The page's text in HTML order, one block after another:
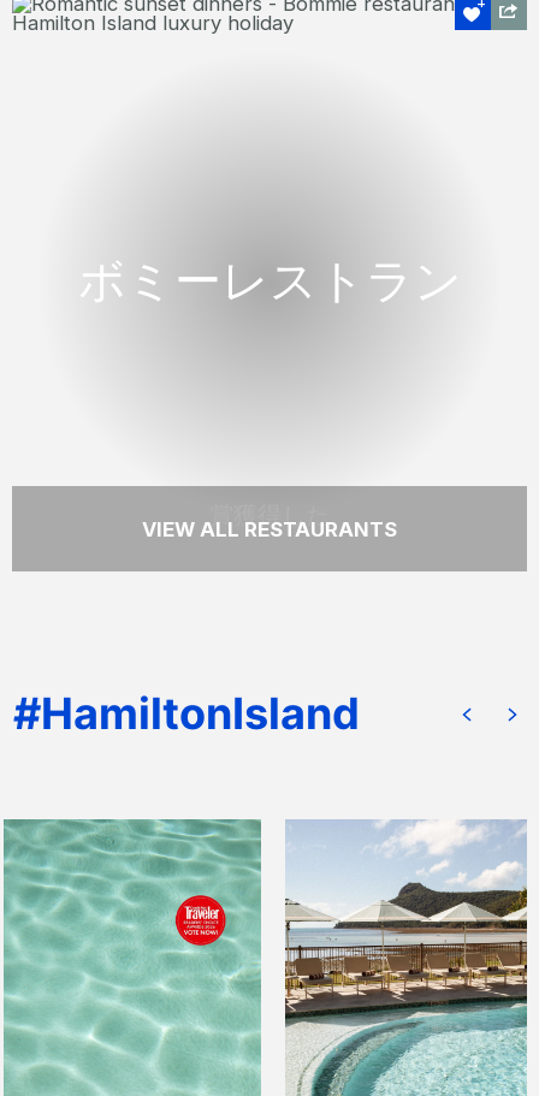
賞獲得した
ボミーレストラン
季節のメニューをそろえた水辺のボミーレス
VIEW ALL RESTAURANTS